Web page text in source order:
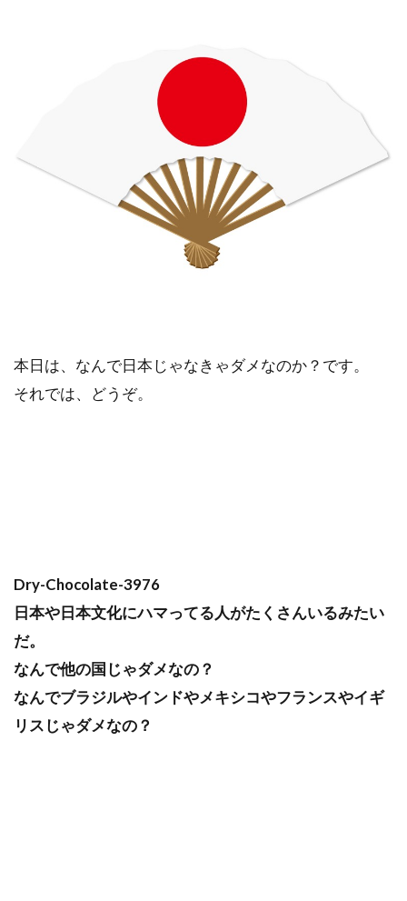
本日は、なんで日本じゃなきゃダメなのか？です。
それでは、どうぞ。
Dry-Chocolate-3976
日本や日本文化にハマってる人がたくさんいるみたい
だ。
なんで他の国じゃダメなの？
なんでブラジルやインドやメキシコやフランスやイギ
リスじゃダメなの？